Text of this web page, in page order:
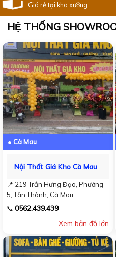
Giá rẻ tại kho xưởng
HỆ THỐNG
● Cà Mau
Nội Thất Giá Kho Cà Mau
📍 219 Trần Hưng Đạo, Phường
5, Tân Thành, Cà Mau
📞 0562.439.439
Xem bản đồ lớn